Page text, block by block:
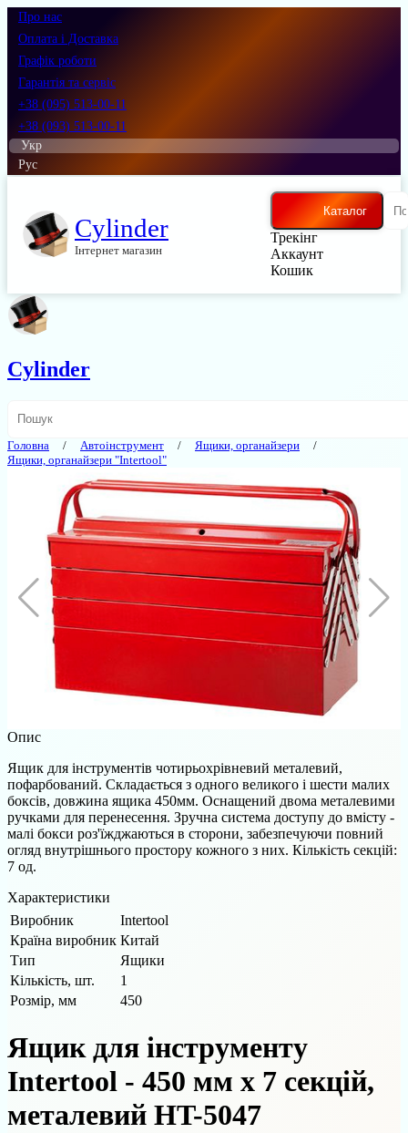
Про нас
Оплата і Доставка
Графік роботи
Гарантія та сервіс
+38 (095) 513-00-11
+38 (093) 513-00-11
Укр
Рус
Cylinder
Інтернет магазин
Каталог
Трекінг
Аккаунт
Кошик
Cylinder
Головна Автоінструмент
Ящики, органайзери
Ящики, органайзери "Intertool"
Опис
Ящик для інструментів чотирьохрівневий металевий,
пофарбований. Складається з одного великого і шести малих
боксів, довжина ящика 450мм. Оснащений двома металевими
ручками для перенесення. Зручна система доступу до вмісту -
малі бокси роз'їжджаються в сторони, забезпечуючи повний
огляд внутрішнього простору кожного з них. Кількість секцій:
7 од.
Характеристики
Виробник
Intertool
Країна виробник Китай
Тип
Ящики
Кількість, шт.
1
Розмір, мм
450
Ящик для інструменту
Intertool - 450 мм x 7 секцій,
металевий HT-5047